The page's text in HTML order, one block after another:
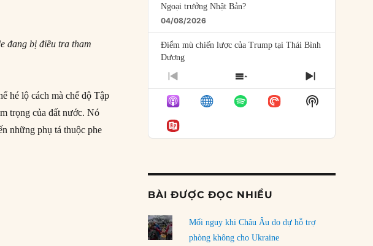
đang bị điều tra tham
hé lộ cách mà chế độ Tập
trọng của đất nước. Nó
những phụ tá thuộc phe
nhất của Tập vén màn bí mật khủng hoảng bất động sản”
Ngoại trưởng Nhật Bản?
04/08/2026
Điểm mù chiến lược của Trump tại Thái Bình
Dương
03/08/2026
Đặt cược vào thất bại: Các quỹ đầu tư mạo
hiểm quốc gia và khía cạnh chính trị của vốn
rủi ro
02/08/2026
01/08/2026
Chiến lược kế tiếp của Bắc Kinh ở Biển Đông
Trật tự thế giới mới: Các nước nhỏ sẽ luôn
PREVIOUS
EPISODE
SHOW
EPISODES
LIST
NEXT
EPISODE
Show
Podcast
BÀI ĐƯỢC ĐỌC NHIỀU
Mối nguy khi Châu Âu do dự hỗ trợ
phòng không cho Ukraine